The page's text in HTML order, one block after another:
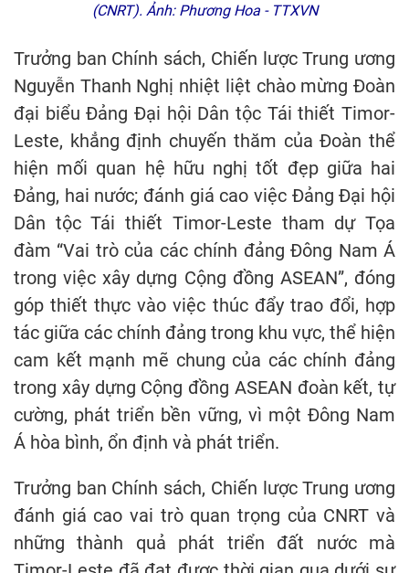
(CNRT). Ảnh: Phương Hoa - TTXVN
Trưởng ban Chính sách, Chiến lược Trung ương
Nguyễn Thanh Nghị nhiệt liệt chào mừng Đoàn
đại biểu Đảng Đại hội Dân tộc Tái thiết Timor-
Leste, khẳng định chuyến thăm của Đoàn thể
hiện mối quan hệ hữu nghị tốt đẹp giữa hai
Đảng, hai nước; đánh giá cao việc Đảng Đại hội
Dân tộc Tái thiết Timor-Leste tham dự Tọa
đàm “Vai trò của các chính đảng Đông Nam Á
trong việc xây dựng Cộng đồng ASEAN”, đóng
góp thiết thực vào việc thúc đẩy trao đổi, hợp
tác giữa các chính đảng trong khu vực, thể hiện
cam kết mạnh mẽ chung của các chính đảng
trong xây dựng Cộng đồng ASEAN đoàn kết, tự
cường, phát triển bền vững, vì một Đông Nam
Á hòa bình, ổn định và phát triển.
Trưởng ban Chính sách, Chiến lược Trung ương
đánh giá cao vai trò quan trọng của CNRT và
những thành quả phát triển đất nước mà